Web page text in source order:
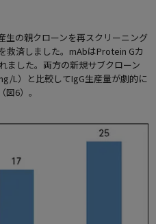
生の親クローンを再スクリーニング
救済しました。mAbはProtein Gカ
ました。両方の新規サブクローン
L）と比較してIgG生産量が劇的に
6）。